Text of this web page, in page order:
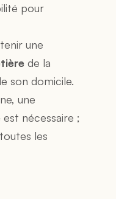
pour
de la
son domicile.
est nécessaire ;
les